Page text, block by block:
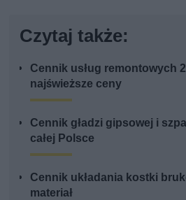
Czytaj także:
Cennik usług remontowych
najświeższe ceny
Cennik gładzi gipsowej i
całej Polsce
Cennik układania kostki
materiał